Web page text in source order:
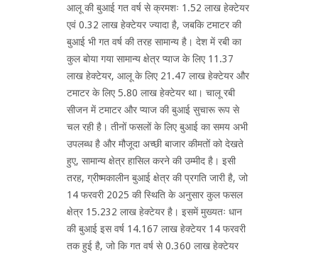
आलू की बुआई गत वर्ष से क्रमशः 1.52 लाख हेक्टेयर
एवं 0.32 लाख हेक्टेयर ज्यादा है, जबकि टमाटर की
बुआई भी गत वर्ष की तरह सामान्य है। देश में रबी का
कुल बोया गया सामान्य क्षेत्र प्याज के लिए 11.37
लाख हेक्टेयर, आलू के लिए 21.47 लाख हेक्टेयर और
टमाटर के लिए 5.80 लाख हेक्टेयर था। चालू रबी
सीजन में टमाटर और प्याज की बुआई सुचारू रूप से
चल रही है। तीनों फसलों के लिए बुआई का समय अभी
उपलब्ध है और मौजूदा अच्छी बाजार कीमतों को देखते
हुए, सामान्य क्षेत्र हासिल करने की उम्मीद है। इसी
तरह, ग्रीष्मकालीन बुआई क्षेत्र की प्रगति जारी है, जो
14 फरवरी 2025 की स्थिति के अनुसार कुल फसल
क्षेत्र 15.232 लाख हेक्टेयर है। इसमें मुख्यतः धान
की बुआई इस वर्ष 14.167 लाख हेक्टेयर 14 फरवरी
तक हुई है, जो कि गत वर्ष से 0.360 लाख हेक्टेयर